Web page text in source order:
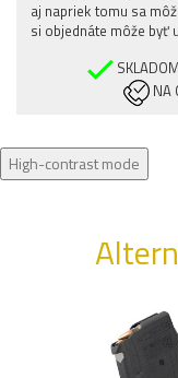
aj napriek tomu sa
si objednáte môže byť
SKLADOM
NA
High-contrast mode